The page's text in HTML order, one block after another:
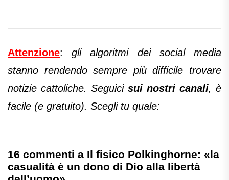
Attenzione:gli algoritmi dei social media
stanno rendendo sempre più difficile trovare
notizie cattoliche. Seguici sui nostri canali, è
facile (e gratuito). Scegli tu quale:
16 commenti a Il fisico Polkinghorne: «la
casualità è un dono di Dio alla libertà